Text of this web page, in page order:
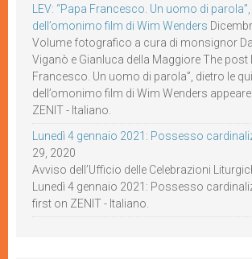
LEV: “Papa Francesco. Un uomo di
dell’omonimo film di Wim Wenders
Volume fotografico a cura di monsignor
Viganò e Gianluca della Maggiore The post
Francesco. Un uomo di parola”, dietro le
dell’omonimo film di Wim Wenders
ZENIT - Italiano.
Lunedì 4 gennaio 2021: Possesso
29, 2020
Avviso dell’Ufficio delle Celebrazioni
Lunedì 4 gennaio 2021: Possesso
first on ZENIT - Italiano.